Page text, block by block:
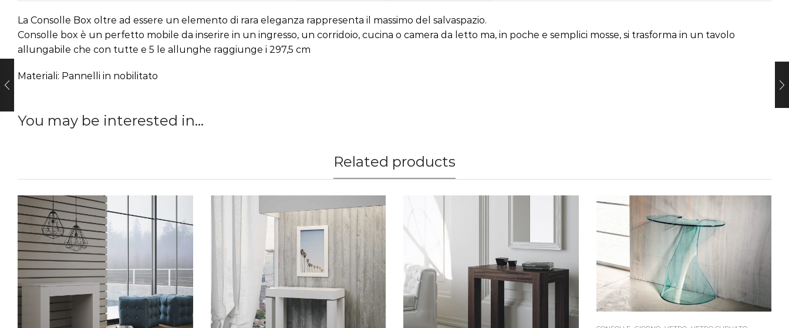
La Consolle Box oltre ad essere un elemento di rara eleganza rappresenta il massimo del salvaspazio.
Consolle box è un perfetto mobile da inserire in un ingresso, un corridoio, cucina o camera da letto ma, in poche e semplici mosse, si trasforma in un tavolo
allungabile che con tutte e 5 le allunghe raggiunge i 297,5 cm
Materiali: Pannelli in nobilitato
You may be interested in…
Related products